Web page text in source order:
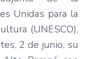
Unidas para la
(UNESCO),
2 de junio, su